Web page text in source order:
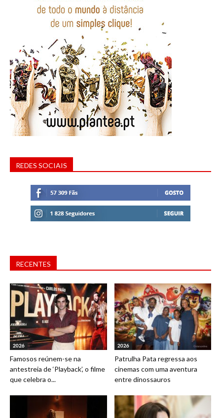
REDES SOCIAIS
RECENTES
2026
Famosos reúnem-se na
antestreia de ‘Playback’, o filme
que celebra o...
2026
Patrulha Pata regressa aos
cinemas com uma aventura
entre dinossauros